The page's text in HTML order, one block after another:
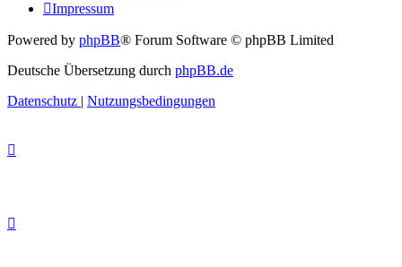
Impressum
Powered by phpBB® Forum Software © phpBB Limited
Deutsche Übersetzung durch phpBB.de
Datenschutz | Nutzungsbedingungen